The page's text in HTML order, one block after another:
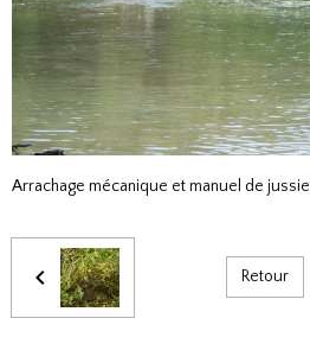
Arrachage mécanique et manuel de jussie
Retour